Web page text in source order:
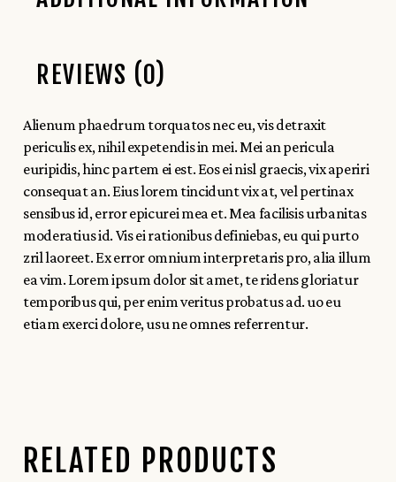
REVIEWS (0)
Alienum phaedrum torquatos nec eu, vis detraxit
periculis ex, nihil expetendis in mei. Mei an pericula
euripidis, hinc partem ei est. Eos ei nisl graecis, vix aperiri
consequat an. Eius lorem tincidunt vix at, vel pertinax
sensibus id, error epicurei mea et. Mea facilisis urbanitas
moderatius id. Vis ei rationibus definiebas, eu qui purto
zril laoreet. Ex error omnium interpretaris pro, alia illum
ea vim. Lorem ipsum dolor sit amet, te ridens gloriatur
temporibus qui, per enim veritus probatus ad. uo eu
etiam exerci dolore, usu ne omnes referrentur.
RELATED PRODUCTS